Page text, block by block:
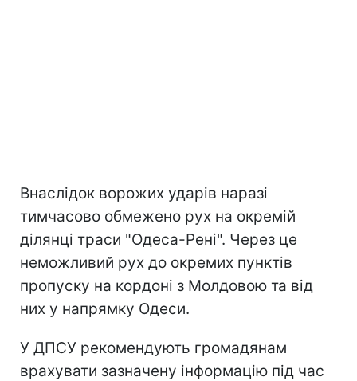
Внаслідок ворожих ударів наразі
тимчасово обмежено рух на окремій
ділянці траси "Одеса-Рені". Через це
неможливий рух до окремих пунктів
пропуску на кордоні з Молдовою та від
них у напрямку Одеси.
У ДПСУ рекомендують громадянам
врахувати зазначену інформацію під час